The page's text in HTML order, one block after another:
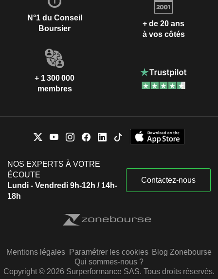
N°1 du Conseil
Boursier
+ de 20 ans
à vos côtés
+ 1 300 000
membres
NOS EXPERTS À VOTRE
ÉCOUTE
Lundi - Vendredi 9h-12h / 14h-
18h
Contactez-nous
Mentions légales Paramétrer les cookies Blog Zonebourse
Qui sommes-nous ?
Copyright © 2026 Surperformance SAS. Tous droits réservés.